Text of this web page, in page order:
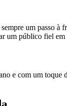
um passo à
um público fiel
e com um toque